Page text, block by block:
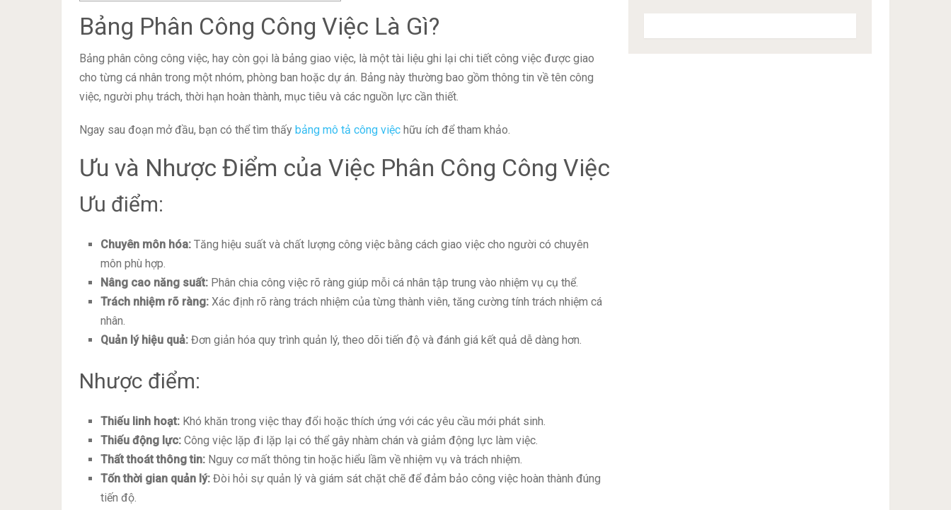
Bảng Phân Công Công Việc Là Gì?
Bảng phân công công việc, hay còn gọi là bảng giao việc, là một tài liệu ghi lại chi tiết công việc được giao
cho từng cá nhân trong một nhóm, phòng ban hoặc dự án. Bảng này thường bao gồm thông tin về tên công
việc, người phụ trách, thời hạn hoàn thành, mục tiêu và các nguồn lực cần thiết.
Ngay sau đoạn mở đầu, bạn có thể tìm thấy bảng mô tả công việc hữu ích để tham khảo.
Ưu và Nhược Điểm của Việc Phân Công Công Việc
Ưu điểm:
Chuyên môn hóa: Tăng hiệu suất và chất lượng công việc bằng cách giao việc cho người có chuyên
môn phù hợp.
Nâng cao năng suất: Phân chia công việc rõ ràng giúp mỗi cá nhân tập trung vào nhiệm vụ cụ thể.
Trách nhiệm rõ ràng: Xác định rõ ràng trách nhiệm của từng thành viên, tăng cường tính trách nhiệm cá
nhân.
Quản lý hiệu quả: Đơn giản hóa quy trình quản lý, theo dõi tiến độ và đánh giá kết quả dễ dàng hơn.
Nhược điểm:
Thiếu linh hoạt: Khó khăn trong việc thay đổi hoặc thích ứng với các yêu cầu mới phát sinh.
Thiếu động lực: Công việc lặp đi lặp lại có thể gây nhàm chán và giảm động lực làm việc.
Thất thoát thông tin: Nguy cơ mất thông tin hoặc hiểu lầm về nhiệm vụ và trách nhiệm.
Tốn thời gian quản lý: Đòi hỏi sự quản lý và giám sát chặt chẽ để đảm bảo công việc hoàn thành đúng
tiến độ.